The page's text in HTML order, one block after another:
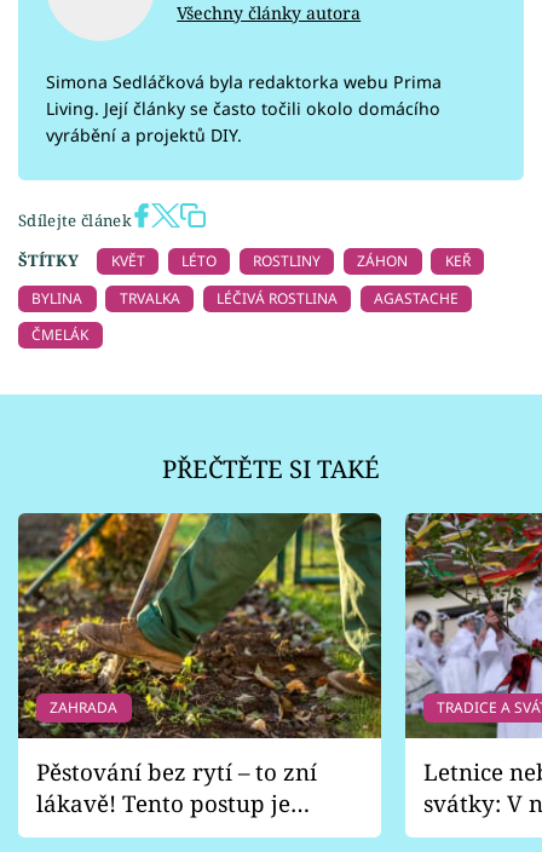
Všechny články autora
Simona Sedláčková byla redaktorka webu Prima
Living. Její články se často točili okolo domácího
vyrábění a projektů DIY.
Sdílejte článek
ŠTÍTKY
KVĚT LÉTO ROSTLINY ZÁHON
KEŘ
BYLINA
TRVALKA LÉČIVÁ ROSTLINA
AGASTACHE
ČMELÁK
PŘEČTĚTE SI TAKÉ
ZAHRADA
Pěstování bez rytí – to zní
lákavě! Tento postup je
vhodný jen pro některé
TRADICE A
Letnice
svátky: V
pondělí